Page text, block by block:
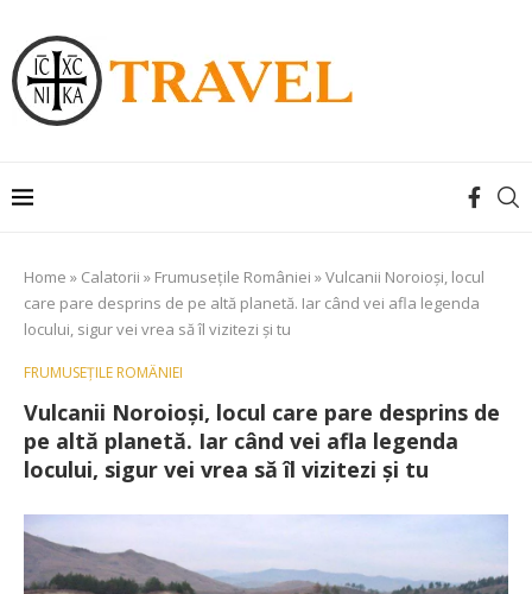
Home » Calatorii » Frumusețile României »Vulcanii Noroioși, locul
care pare desprins de pe altă planetă. Iar când vei afla legenda
locului, sigur vei vrea să îl vizitezi și tu
FRUMUSEȚILE ROMÂNIEI
Vulcanii Noroioși, locul care pare desprins de
pe altă planetă. Iar când vei afla legenda
locului, sigur vei vrea să îl vizitezi și tu